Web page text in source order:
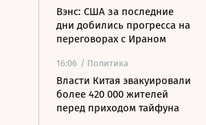
Вэнс: США за последние
дни добились прогресса на
переговорах с Ираном
16:06 / Политика
Власти Китая эвакуировали
более 420 000 жителей
перед приходом тайфуна